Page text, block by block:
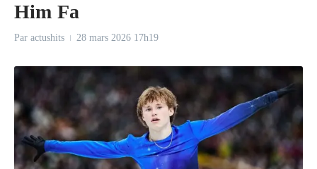
Him Fa
Par actushits 28 mars 2026 17h19